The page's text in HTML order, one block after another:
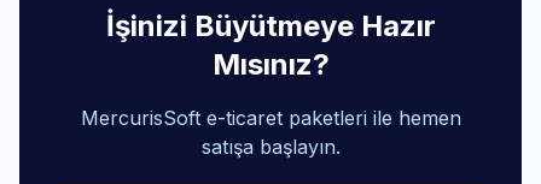
İşinizi Büyütmeye Hazır
Mısınız?
MercurisSoft e-ticaret paketleri ile hemen
satışa başlayın.